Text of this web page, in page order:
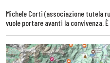
Michele Corti (associazione tutela
vuole portare avanti la convivenza.